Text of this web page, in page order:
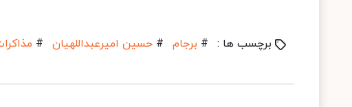
برچسب ها : # برجام # حسین امیرعبداللهیان #